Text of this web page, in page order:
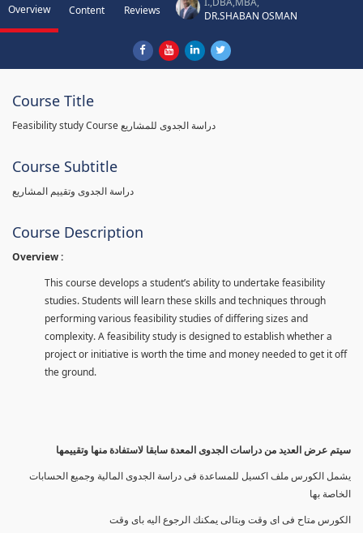
Overview Content Reviews
DR.SHABAN OSMAN
Course Title
Feasibility study Course دراسة الجدوى للمشاريع
Course Subtitle
دراسة الجدوى وتقييم المشاريع
Course Description
Overview :
This course develops a student’s ability to undertake feasibility
studies. Students will learn these skills and techniques through
performing various feasibility studies of differing sizes and
complexity. A feasibility study is designed to establish whether a
project or initiative is worth the time and money needed to get it off
the ground.
سيتم عرض العديد من دراسات الجدوى المعدة سابقا لاستفادة منها وتقييمها
يشمل الكورس ملف اكسيل للمساعدة فى دراسة الجدوى المالية وجميع الحسابات
الخاصة بها
الكورس متاح فى اى وقت وبتالى يمكنك الرجوع اليه باى وقت